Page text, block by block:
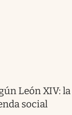
León XIV: la
social